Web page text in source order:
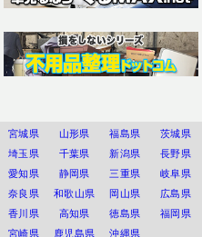
宮城県 山形県 福島県
茨城県
埼玉県 千葉県 新潟県
長野県
愛知県 静岡県 三重県
岐阜県
奈良県 和歌山県 岡山県
広島県
香川県 高知県 徳島県
福岡県
宮崎県 鹿児島県 沖縄県